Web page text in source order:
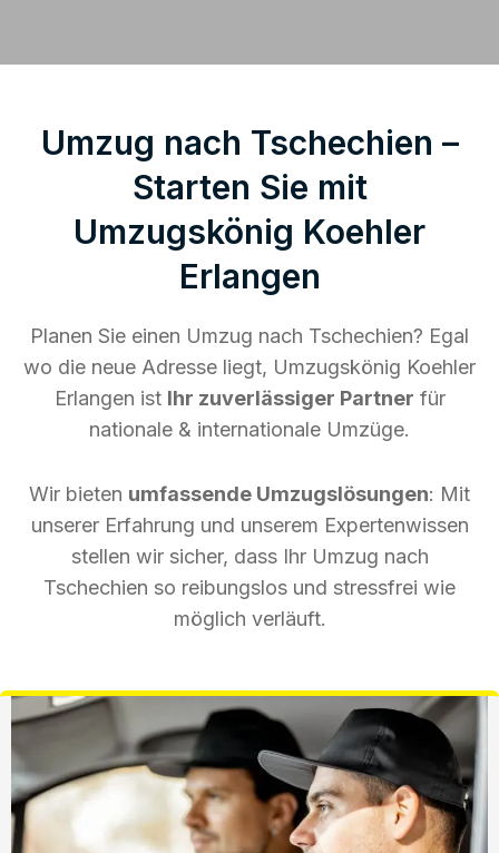
Umzug nach Tschechien –
Starten Sie mit
Umzugskönig Koehler
Erlangen
Planen Sie einen Umzug nach Tschechien? Egal
wo die neue Adresse liegt, Umzugskönig Koehler
Erlangen ist Ihr zuverlässiger Partner für
nationale & internationale Umzüge.
Wir bieten umfassende Umzugslösungen: Mit
unserer Erfahrung und unserem Expertenwissen
stellen wir sicher, dass Ihr Umzug nach
Tschechien so reibungslos und stressfrei wie
möglich verläuft.